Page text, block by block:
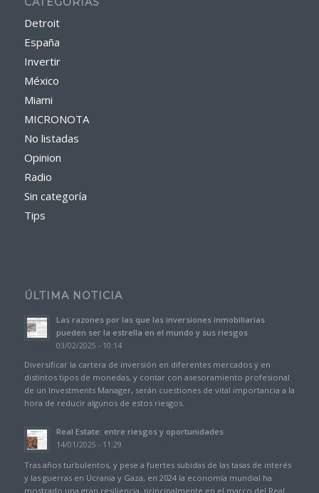
Detroit
España
Invertir
México
Miami
MICRONOTA
No listadas
Opinion
Radio
Sin categoría
Tips
ÚLTIMA NOTICIA
Las razones por las que las inversiones inmobiliarias
pueden ser la estrella en el mundo y sus riesgos
03/02/2025 - 10:14
Diversificar la cartera de inversión en diferentes mercados y en
distintos tipos de monedas, y contar con asesoramiento profesional
de un Investments Manager, serán cuestiones de vital importancia a la
hora de reducir algunos de estos riesgos.
Real Estate: entre riesgos y oportunidades
14/01/2025 - 11:29
Tras años turbulentos, y pese a fuertes subidas de las tasas de interés
y las guerras en Ucrania y Gaza, en 2024 la economía mundial ha
mostrado una gran resiliencia, principalmente en el marco del Real